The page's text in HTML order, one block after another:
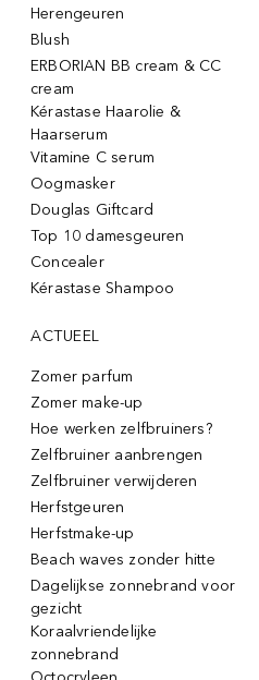
Herengeuren
Blush
ERBORIAN BB cream & CC
cream
Kérastase Haarolie &
Haarserum
Vitamine C serum
Oogmasker
Douglas Giftcard
Top 10 damesgeuren
Concealer
Kérastase Shampoo
ACTUEEL
Zomer parfum
Zomer make-up
Hoe werken zelfbruiners?
Zelfbruiner aanbrengen
Zelfbruiner verwijderen
Herfstgeuren
Herfstmake-up
Beach waves zonder hitte
Dagelijkse zonnebrand voor
gezicht
Koraalvriendelijke
zonnebrand